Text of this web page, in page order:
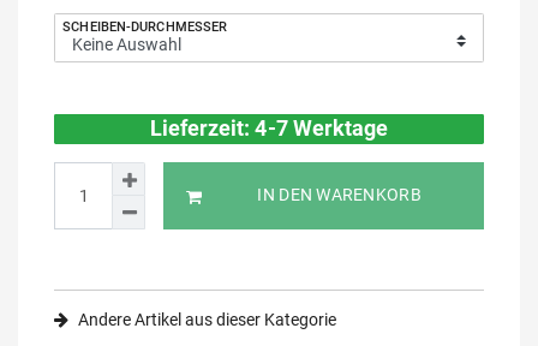
SCHEIBEN-DURCHMESSER
Lieferzeit: 4-7 Werktage
IN DEN WARENKORB
Andere Artikel aus dieser Kategorie